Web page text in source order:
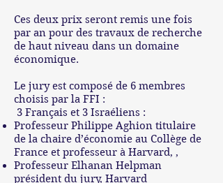
Ces deux prix seront remis une fois
par an pour des travaux de recherche
de haut niveau dans un domaine
économique.
Le jury est composé de 6 membres
choisis par la FFI :
3 Français et 3 Israéliens :
Professeur Philippe Aghion titulaire
de la chaire d’économie au Collège de
France et professeur à Harvard, ,
Professeur Elhanan Helpman
président du jury, Harvard